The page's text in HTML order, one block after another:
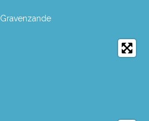
Gravenzande